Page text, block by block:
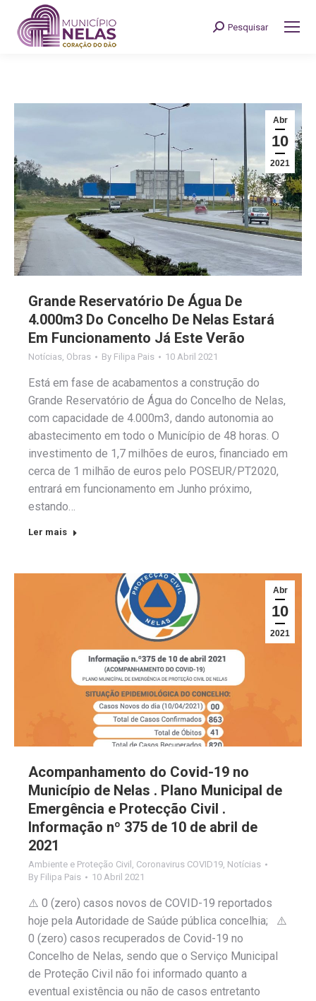
Search:
Pesquisar
Abr
10
2021
Grande Reservatório De Água De
4.000m3 Do Concelho De Nelas Estará
Em Funcionamento Já Este Verão
Notícias, Obras By Filipa Pais 10 Abril 2021
Está em fase de acabamentos a construção do
Grande Reservatório de Água do Concelho de Nelas,
com capacidade de 4.000m3, dando autonomia ao
abastecimento em todo o Município de 48 horas. O
investimento de 1,7 milhões de euros, financiado em
cerca de 1 milhão de euros pelo POSEUR/PT2020,
entrará em funcionamento em Junho próximo,
estando…
Ler mais
Abr
10
2021
Acompanhamento do Covid-19 no
Município de Nelas . Plano Municipal de
Emergência e Protecção Civil .
Informação nº 375 de 10 de abril de
2021
Ambiente e Proteção Civil Coronavirus COVID19 Notícias
By Filipa Pais 10 Abril 2021
⚠️ 0 (zero) casos novos de COVID-19 reportados
hoje pela Autoridade de Saúde pública concelhia; ⚠️
0 (zero) casos recuperados de Covid-19 no
Concelho de Nelas, sendo que o Serviço Municipal
de Proteção Civil não foi informado quanto a
eventual existência ou não de casos entretanto